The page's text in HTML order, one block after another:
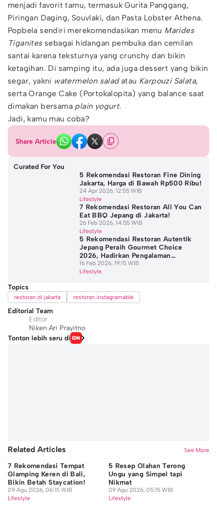
menjadi favorit tamu, termasuk Gurita Panggang,
Piringan Daging, Souvlaki, dan Pasta Lobster Athena.
Popbela sendiri merekomendasikan menu Marides
Tiganites sebagai hidangan pembuka dan cemilan
santai karena teksturnya yang crunchy dan bikin
ketagihan. Di samping itu, ada juga dessert yang bikin
segar, yakni watermelon saladatau Karpouzi Salata,
serta Orange Cake (Portokalopita) yang balance saat
dimakan bersama plain yogurt.
Jadi, kamu mau coba?
Share Article
Curated For You
5 Rekomendasi Restoran Fine Dining
Jakarta, Harga di Bawah Rp500 Ribu!
24 Apr 2026, 12:55 WIB
Lifestyle
7 Rekomendasi Restoran All You Can
Eat BBQ Jepang di Jakarta!
26 Feb 2026, 14:55 WIB
Lifestyle
5 Rekomendasi Restoran Autentik
Jepang Peraih Gourmet Choice
2026, Hadirkan Pengalaman
Bersantap Premium
16 Feb 2026, 19:15 WIB
Lifestyle
Topics
restoran di jakarta restoran instagramable
Editorial Team
Editor
Niken Ari Prayitno
Tonton lebih seru di
Related Articles See More
7 Rekomendasi Tempat
Glamping Keren di Bali,
Bikin Betah Staycation!
09 Agu 2026, 06:15 WIB
Lifestyle
5 Resep Olahan Terong
Ungu yang Simpel tapi
Nikmat
09 Agu 2026, 05:15 WIB
Lifestyle